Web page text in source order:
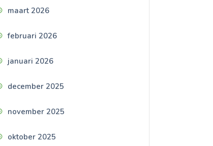
maart 2026
februari 2026
januari 2026
december 2025
november 2025
oktober 2025